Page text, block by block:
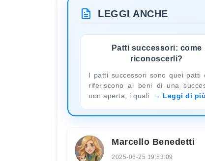
LEGGI ANCHE
Patti successori: come
riconoscerli?
I patti successori sono quei patti
riferiscono ai beni di una
non aperta, i quali
Leggi di più
Marcello Benedetti
2025-06-25 19:53:09